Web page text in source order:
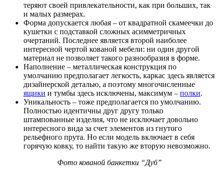
теряют своей привлекательности, как при больших, так
и малых размерах.
Форма допускается любая – от квадратной скамеечки до
кушетки с подставкой сложных асимметричных
очертаний. Последнее является второй наиболее
интересной чертой кованой мебели: ни один другой
материал не позволяет такого разнообразия в форме.
Наполнение – металлическая конструкция по
умолчанию предполагает легкость, каркас здесь является
дизайнерской деталью, а поэтому многочисленные
ящики и тумбы здесь исключены, максимум – полки.
Уникальность – тоже предполагается по умолчанию.
Полностью идентичны друг другу только
штампованные изделия, что не исключает довольно
интересного вида за счет элементов из гнутого
рельефного прута. Но если модель включает в себя
горячую ковку, то найти такую же вторую невозможно.
Фото кованой банкетки “Дуб”